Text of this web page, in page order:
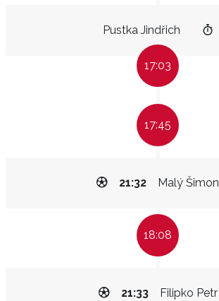
Pustka Jindřich
17:03
17:45
Malý Šimon
21:32
18:08
Filipko Petr
21:33